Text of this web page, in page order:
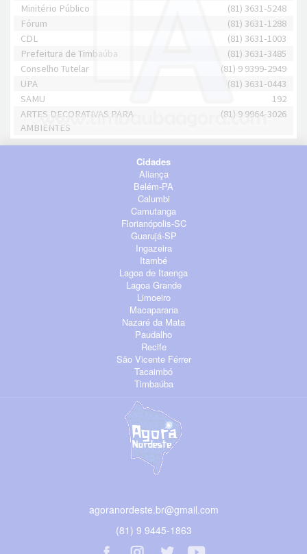
Minitério Público
(81) 3631-5248
Fórum
(81) 3631-1288
CDL
(81) 3631-1003
Prefeitura de Timbaúba
(81) 3631-3485
Conselho Tutelar
(81) 9 9399-2949
UPA
(81) 3631-0443
SAMU
192
ARTES DECORATIVAS PARA
AMBIENTES
(81) 9 9964-3026
Cidades
Aliança
Belém-PA
Calumbi
Camutanga
Florianópolis-SC
Guarujá-SP
Ingazeira
Itambé
Lagoa de Itaenga
Lagoa Grande
Limoeiro
Macaparana
Nazaré da Mata
Paudalho
Recife
São Vicente Férrer
Tacaimbó
Timbaúba
agoranordeste.br@gmail.com
(81) 9 9445-1863